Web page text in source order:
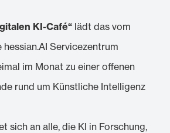
KI-Café“ lädt das vom
Servicezentrum
im Monat zu einer offenen
rund um Künstliche Intelligenz
sich an alle, die KI in Forschung,